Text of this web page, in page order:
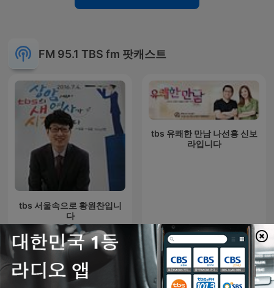
FM 95.1 TBS fm 팟캐스트
tbs 서울속으로 황원찬입니
다
tbs 유쾌한 만남 나선홍 신보
라입니다